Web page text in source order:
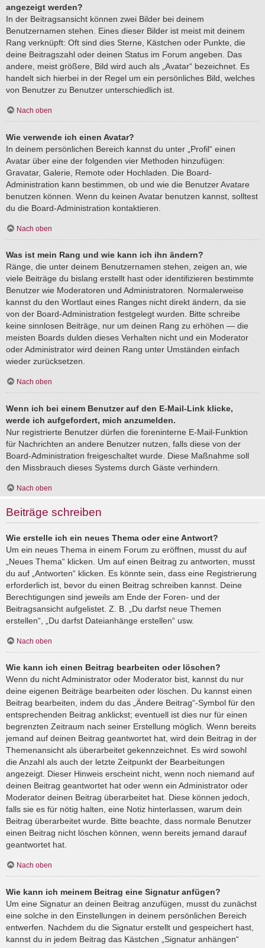
angezeigt werden?
In der Beitragsansicht können zwei Bilder bei deinem
Benutzernamen stehen. Eines dieser Bilder ist meist mit deinem
Rang verknüpft: Oft sind dies Sterne, Kästchen oder Punkte, die
deine Beitragszahl oder deinen Status im Forum angeben. Das
andere, meist größere, Bild wird auch als „Avatar“ bezeichnet. Es
handelt sich hierbei in der Regel um ein persönliches Bild, welches
von Benutzer zu Benutzer unterschiedlich ist.
Nach oben
Wie verwende ich einen Avatar?
In deinem persönlichen Bereich kannst du unter „Profil“ einen
Avatar über eine der folgenden vier Methoden hinzufügen:
Gravatar, Galerie, Remote oder Hochladen. Die Board-
Administration kann bestimmen, ob und wie die Benutzer Avatare
benutzen können. Wenn du keinen Avatar benutzen kannst, solltest
du die Board-Administration kontaktieren.
Nach oben
Was ist mein Rang und wie kann ich ihn ändern?
Ränge, die unter deinem Benutzernamen stehen, zeigen an, wie
viele Beiträge du bislang erstellt hast oder identifizieren bestimmte
Benutzer wie Moderatoren und Administratoren. Normalerweise
kannst du den Wortlaut eines Ranges nicht direkt ändern, da sie
von der Board-Administration festgelegt wurden. Bitte schreibe
keine sinnlosen Beiträge, nur um deinen Rang zu erhöhen — die
meisten Boards dulden dieses Verhalten nicht und ein Moderator
oder Administrator wird deinen Rang unter Umständen einfach
wieder zurücksetzen.
Nach oben
Wenn ich bei einem Benutzer auf den E-Mail-Link klicke,
werde ich aufgefordert, mich anzumelden.
Nur registrierte Benutzer dürfen die foreninterne E-Mail-Funktion
für Nachrichten an andere Benutzer nutzen, falls diese von der
Board-Administration freigeschaltet wurde. Diese Maßnahme soll
den Missbrauch dieses Systems durch Gäste verhindern.
Nach oben
Beiträge schreiben
Wie erstelle ich ein neues Thema oder eine Antwort?
Um ein neues Thema in einem Forum zu eröffnen, musst du auf
„Neues Thema“ klicken. Um auf einen Beitrag zu antworten, musst
du auf „Antworten“ klicken. Es könnte sein, dass eine Registrierung
erforderlich ist, bevor du einen Beitrag schreiben kannst. Deine
Berechtigungen sind jeweils am Ende der Foren- und der
Beitragsansicht aufgelistet. Z. B. „Du darfst neue Themen
erstellen“, „Du darfst Dateianhänge erstellen“ usw.
Nach oben
Wie kann ich einen Beitrag bearbeiten oder löschen?
Wenn du nicht Administrator oder Moderator bist, kannst du nur
deine eigenen Beiträge bearbeiten oder löschen. Du kannst einen
Beitrag bearbeiten, indem du das „Ändere Beitrag“-Symbol für den
entsprechenden Beitrag anklickst; eventuell ist dies nur für einen
begrenzten Zeitraum nach seiner Erstellung möglich. Wenn bereits
jemand auf deinen Beitrag geantwortet hat, wird dein Beitrag in der
Themenansicht als überarbeitet gekennzeichnet. Es wird sowohl
die Anzahl als auch der letzte Zeitpunkt der Bearbeitungen
angezeigt. Dieser Hinweis erscheint nicht, wenn noch niemand auf
deinen Beitrag geantwortet hat oder wenn ein Administrator oder
Moderator deinen Beitrag überarbeitet hat. Diese können jedoch,
falls sie es für nötig halten, eine Notiz hinterlassen, warum dein
Beitrag überarbeitet wurde. Bitte beachte, dass normale Benutzer
einen Beitrag nicht löschen können, wenn bereits jemand darauf
geantwortet hat.
Nach oben
Wie kann ich meinem Beitrag eine Signatur anfügen?
Um eine Signatur an deinen Beitrag anzufügen, musst du zunächst
eine solche in den Einstellungen in deinem persönlichen Bereich
entwerfen. Nachdem du die Signatur erstellt und gespeichert hast,
kannst du in jedem Beitrag das Kästchen „Signatur anhängen“